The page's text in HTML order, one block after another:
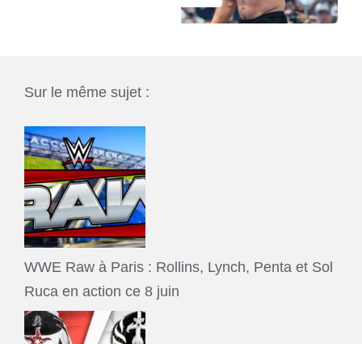
Sur le même sujet :
WWE Raw à Paris : Rollins, Lynch, Penta et Sol
Ruca en action ce 8 juin